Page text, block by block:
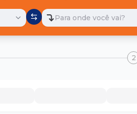
Para onde você vai?
2